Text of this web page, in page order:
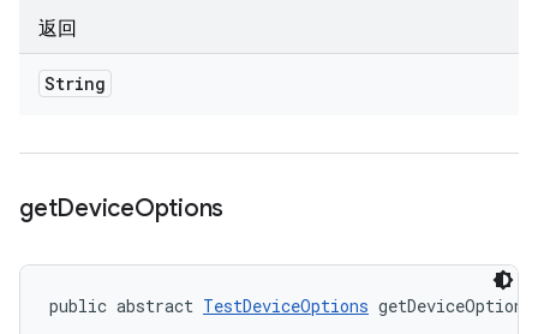
返回
String
getDeviceOptions
public abstract TestDeviceOptions